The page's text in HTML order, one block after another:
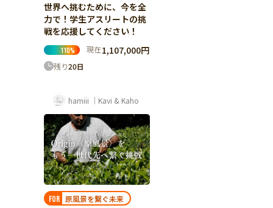
世界へ挑むために、今を全
力で！学生アスリートの挑
戦を応援してください！
110% 現在1,107,000円
残り20日
hamiii ｜Kavi & Kaho
FOR 原風景を繋ぐ未来